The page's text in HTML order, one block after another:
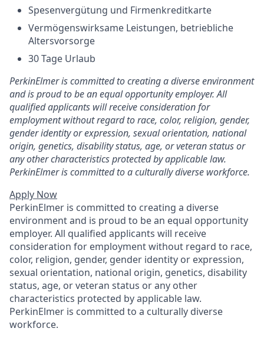
Spesenvergütung und Firmenkreditkarte
Vermögenswirksame Leistungen, betriebliche
Altersvorsorge
30 Tage Urlaub
PerkinElmer is committed to creating a diverse environment
and is proud to be an equal opportunity employer. All
qualified applicants will receive consideration for
employment without regard to race, color, religion, gender,
gender identity or expression, sexual orientation, national
origin, genetics, disability status, age, or veteran status or
any other characteristics protected by applicable law.
PerkinElmer is committed to a culturally diverse workforce.
Apply Now
PerkinElmer is committed to creating a diverse
environment and is proud to be an equal opportunity
employer. All qualified applicants will receive
consideration for employment without regard to race,
color, religion, gender, gender identity or expression,
sexual orientation, national origin, genetics, disability
status, age, or veteran status or any other
characteristics protected by applicable law.
PerkinElmer is committed to a culturally diverse
workforce.